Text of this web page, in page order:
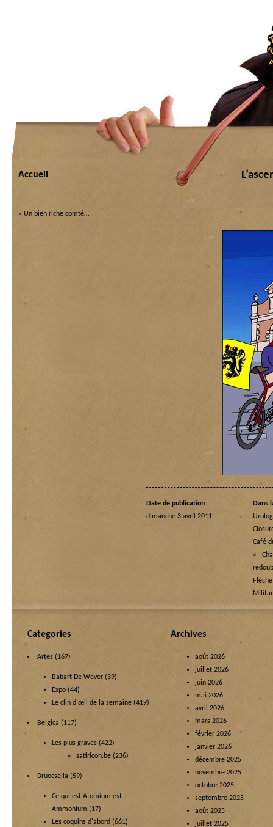
Accueil
« Un bien riche comté…
Date de publication
dimanche 3 avril 2011
Dans
Café
«
Categories
Artes (167)
Babart De Wever (39)
Expo (44)
Le clin d'œil de la semaine (419)
Belgica (117)
Les plus graves (422)
satiricon.be (236)
Bruocsella (59)
Ce qui est Atomium est
Ammonium (17)
Les coquins d'abord (661)
Archives
août 2026
juillet 2026
juin 2026
mai 2026
avril 2026
mars 2026
février 2026
janvier 2026
décembre 2025
novembre 2025
octobre 2025
septembre 2025
août 2025
juillet 2025